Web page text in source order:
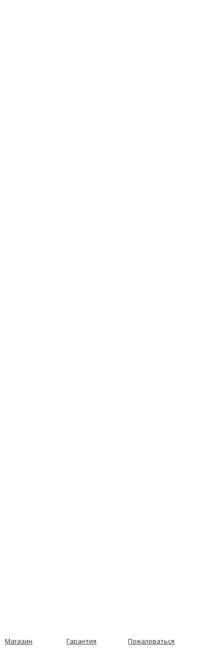
Магазин Гарантия Пожаловаться